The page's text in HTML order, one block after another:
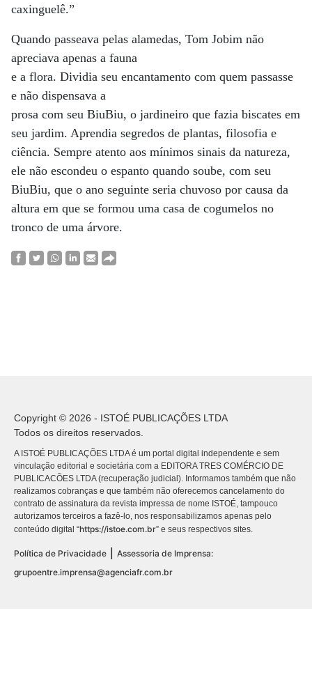
caxinguelê.”
Quando passeava pelas alamedas, Tom Jobim não
apreciava apenas a fauna
e a flora. Dividia seu encantamento com quem passasse
e não dispensava a
prosa com seu BiuBiu, o jardineiro que fazia biscates em
seu jardim. Aprendia segredos de plantas, filosofia e
ciência. Sempre atento aos mínimos sinais da natureza,
ele não escondeu o espanto quando soube, com seu
BiuBiu, que o ano seguinte seria chuvoso por causa da
altura em que se formou uma casa de cogumelos no
tronco de uma árvore.
Copyright © 2026 - ISTOÉ PUBLICAÇÕES LTDA
Todos os direitos reservados.
A ISTOÉ PUBLICAÇÕES LTDA é um portal digital independente e sem
vinculação editorial e societária com a EDITORA TRES COMÉRCIO DE
PUBLICACÕES LTDA (recuperação judicial). Informamos também que não
realizamos cobranças e que também não oferecemos cancelamento do
contrato de assinatura da revista impressa de nome ISTOÉ, tampouco
autorizamos terceiros a fazê-lo, nos responsabilizamos apenas pelo
conteúdo digital “https://istoe.com.br” e seus respectivos sites.
Política de Privacidade
Assessoria de Imprensa:
grupoentre.imprensa@agenciafr.com.br